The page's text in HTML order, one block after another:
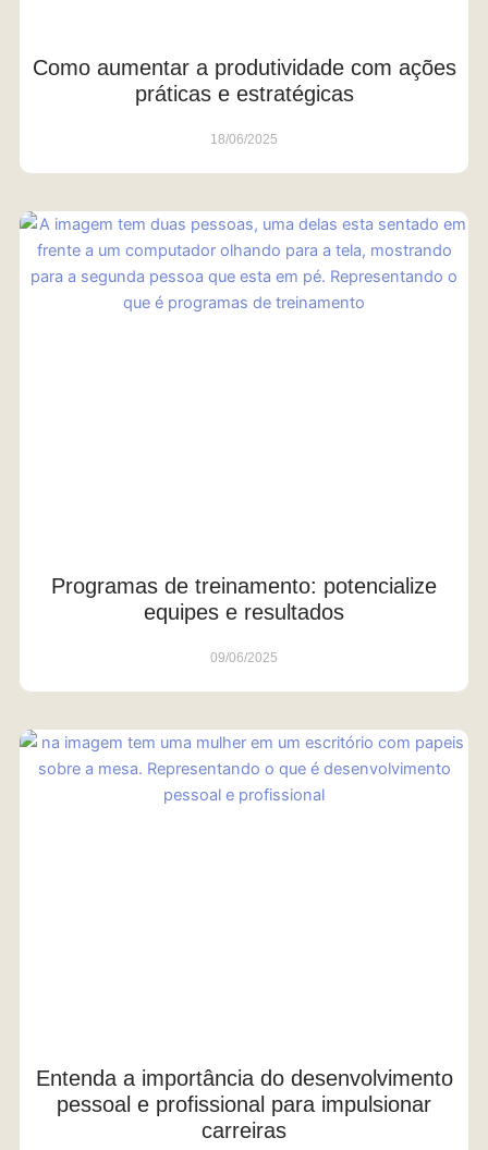
Como aumentar a produtividade com ações
práticas e estratégicas
18/06/2025
Programas de treinamento: potencialize
equipes e resultados
09/06/2025
Entenda a importância do desenvolvimento
pessoal e profissional para impulsionar
carreiras